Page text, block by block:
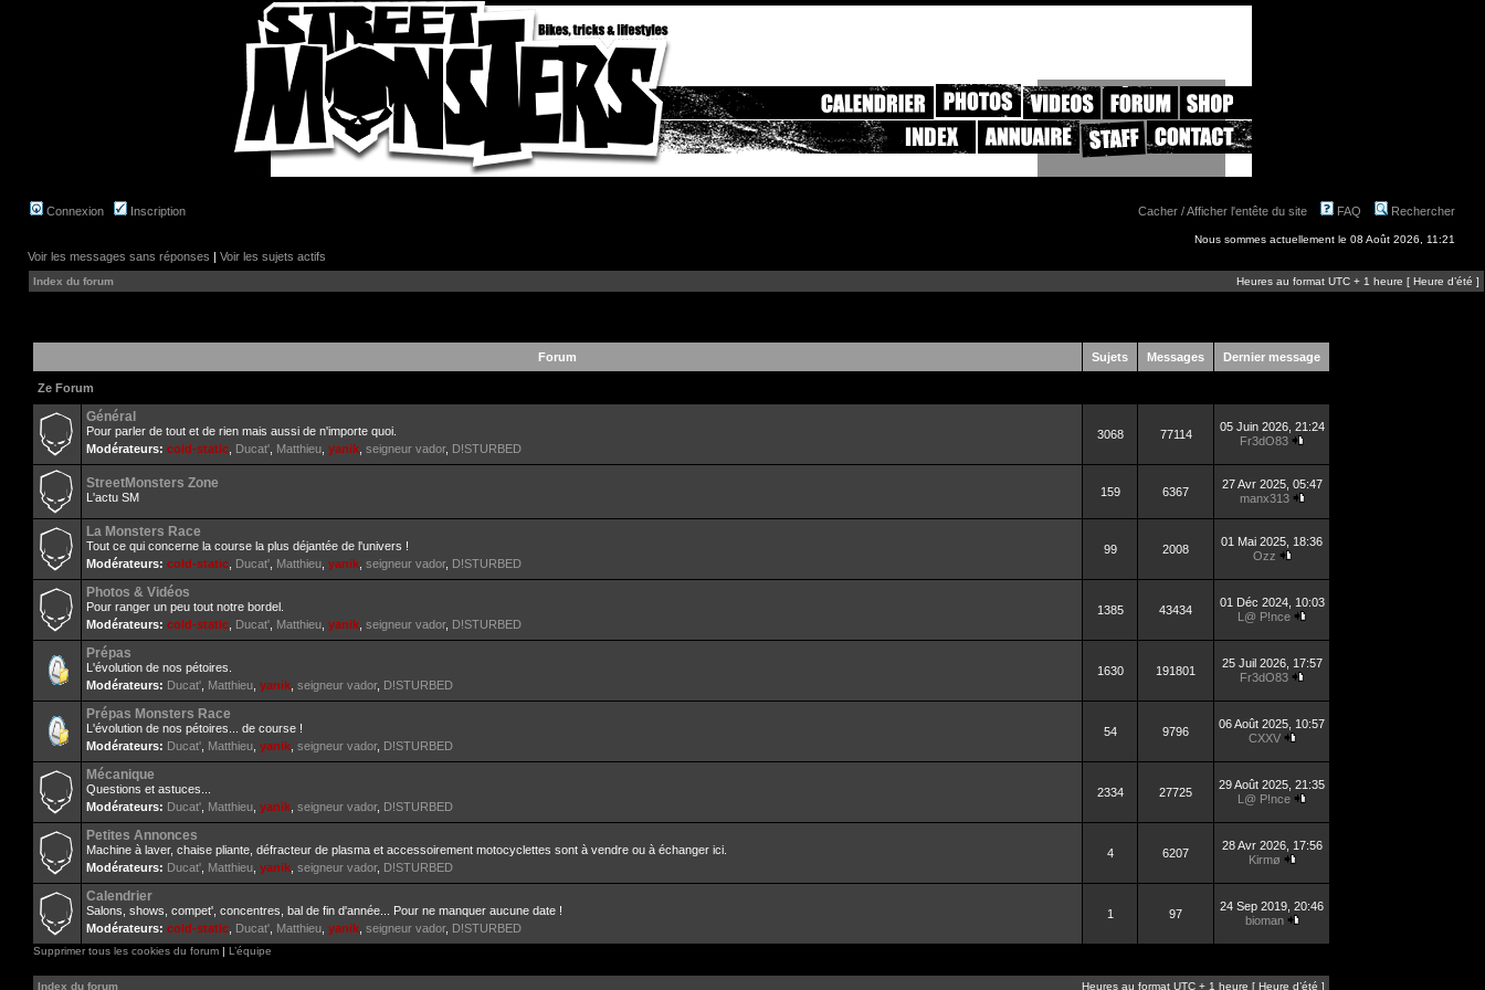
Connexion Inscription Cacher / Afficher l'entête du site FAQ Rechercher
Nous sommes actuellement le 08 Août 2026, 11:21
Voir les messages sans réponses | Voir les sujets actifs
Index du forum Heures au format UTC + 1 heure [ Heure d’été ]
Forum Sujets Messages Dernier message
Ze Forum
Général
Pour parler de tout et de rien mais aussi de n'importe quoi.
Modérateurs: cold-static Ducat' Matthieu yanik seigneur vador, D!STURBED
3068 77114
05 Juin 2026, 21:24
Fr3dO83
StreetMonsters Zone
L'actu SM 159 6367
27 Avr 2025, 05:47
manx313
La Monsters Race
Tout ce qui concerne la course la plus déjantée de l'univers !
Modérateurs: cold-static Ducat' Matthieu yanik seigneur vador, D!STURBED
99 2008
01 Mai 2025, 18:36
Ozz
Photos & Vidéos
Pour ranger un peu tout notre bordel.
Modérateurs: cold-static Ducat' Matthieu yanik seigneur vador, D!STURBED
1385 43434
01 Déc 2024, 10:03
L@ P!nce
Prépas
L'évolution de nos pétoires.
Modérateurs: Ducat' Matthieu yanik seigneur vador, D!STURBED
1630 191801
25 Juil 2026, 17:57
Fr3dO83
Prépas Monsters Race
L'évolution de nos pétoires... de course !
Modérateurs: Ducat' Matthieu yanik seigneur vador, D!STURBED
54 9796
06 Août 2025, 10:57
CXXV
Mécanique
Questions et astuces...
Modérateurs: Ducat' Matthieu yanik seigneur vador, D!STURBED
2334 27725
29 Août 2025, 21:35
L@ P!nce
Petites Annonces
Machine à laver, chaise pliante, défracteur de plasma et accessoirement motocyclettes sont à vendre ou à échanger ici.
Modérateurs: Ducat' Matthieu yanik seigneur vador, D!STURBED
4 6207
28 Avr 2026, 17:56
Kirmø
Calendrier
Salons, shows, compet', concentres, bal de fin d'année... Pour ne manquer aucune date !
Modérateurs: cold-static Ducat' Matthieu yanik seigneur vador, D!STURBED
1 97
24 Sep 2019, 20:46
bioman
Supprimer tous les cookies du forum | L’équipe
Index du forum Heures au format UTC + 1 heure [ Heure d’été ]